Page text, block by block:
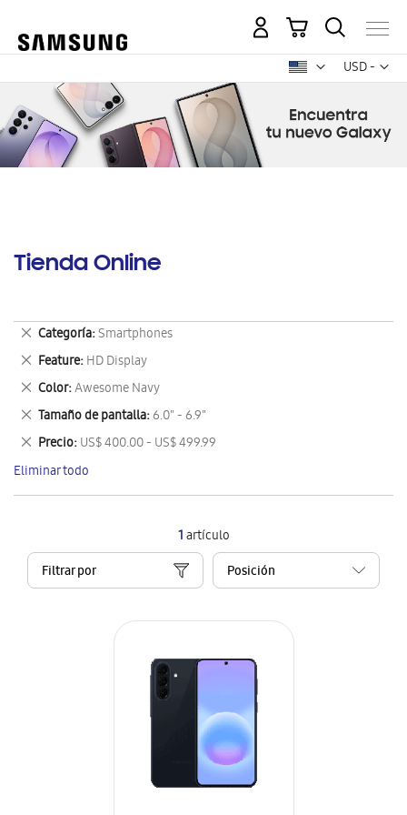
USD -
dólar
Mi carrito
Tienda Online
1artículo
Filtrar por
Categoría Smartphones
Eliminar
este
artículo
Feature HD Display
Eliminar
este
artículo
Color Awesome Navy
Eliminar
este
artículo
Tamaño de pantalla 6.0" - 6.9"
Eliminar
este
artículo
Precio US$ 400.00 - US$ 499.99
Eliminar
este
artículo
Eliminar todo